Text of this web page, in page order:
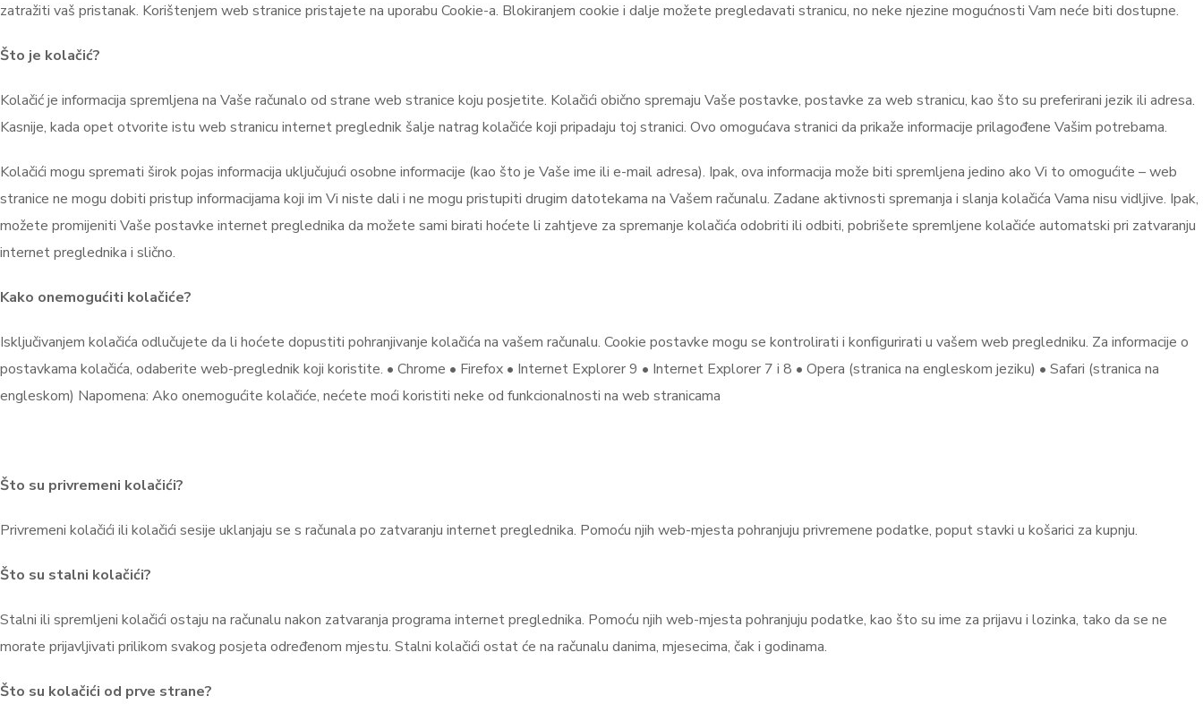
zatražiti vaš pristanak. Korištenjem web stranice pristajete na uporabu Cookie-a. Blokiranjem cookie i dalje možete pregledavati stranicu, no neke njezine mogućnosti Vam neće biti dostupne.
Što je kolačić?
Kolačić je informacija spremljena na Vaše računalo od strane web stranice koju posjetite. Kolačići obično spremaju Vaše postavke, postavke za web stranicu, kao što su preferirani jezik ili adresa.
Kasnije, kada opet otvorite istu web stranicu internet preglednik šalje natrag kolačiće koji pripadaju toj stranici. Ovo omogućava stranici da prikaže informacije prilagođene Vašim potrebama.
Kolačići mogu spremati širok pojas informacija uključujući osobne informacije (kao što je Vaše ime ili e-mail adresa). Ipak, ova informacija može biti spremljena jedino ako Vi to omogućite – web
stranice ne mogu dobiti pristup informacijama koji im Vi niste dali i ne mogu pristupiti drugim datotekama na Vašem računalu. Zadane aktivnosti spremanja i slanja kolačića Vama nisu vidljive. Ipak,
možete promijeniti Vaše postavke internet preglednika da možete sami birati hoćete li zahtjeve za spremanje kolačića odobriti ili odbiti, pobrišete spremljene kolačiće automatski pri zatvaranju
internet preglednika i slično.
Kako onemogućiti kolačiće?
Isključivanjem kolačića odlučujete da li hoćete dopustiti pohranjivanje kolačića na vašem računalu. Cookie postavke mogu se kontrolirati i konfigurirati u vašem web pregledniku. Za informacije o
postavkama kolačića, odaberite web-preglednik koji koristite. • Chrome • Firefox • Internet Explorer 9 • Internet Explorer 7 i 8 • Opera (stranica na engleskom jeziku) • Safari (stranica na
engleskom) Napomena: Ako onemogućite kolačiće, nećete moći koristiti neke od funkcionalnosti na web stranicama
Što su privremeni kolačići?
Privremeni kolačići ili kolačići sesije uklanjaju se s računala po zatvaranju internet preglednika. Pomoću njih web-mjesta pohranjuju privremene podatke, poput stavki u košarici za kupnju.
Što su stalni kolačići?
Stalni ili spremljeni kolačići ostaju na računalu nakon zatvaranja programa internet preglednika. Pomoću njih web-mjesta pohranjuju podatke, kao što su ime za prijavu i lozinka, tako da se ne
morate prijavljivati prilikom svakog posjeta određenom mjestu. Stalni kolačići ostat će na računalu danima, mjesecima, čak i godinama.
Što su kolačići od prve strane?